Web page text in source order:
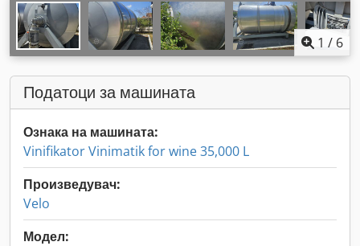
1 / 6
Податоци за машината
Ознака на машината:
Vinifikator Vinimatik for wine 35,000 L
Произведувач:
Velo
Модел: